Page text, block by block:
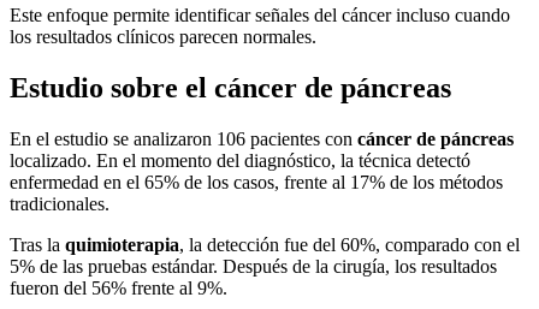
Este enfoque permite identificar señales del cáncer incluso cuando
los resultados clínicos parecen normales.
Estudio sobre el cáncer de páncreas
En el estudio se analizaron 106 pacientes con cáncer de páncreas
localizado. En el momento del diagnóstico, la técnica detectó
enfermedad en el 65% de los casos, frente al 17% de los métodos
tradicionales.
Tras la quimioterapia, la detección fue del 60%, comparado con el
5% de las pruebas estándar. Después de la cirugía, los resultados
fueron del 56% frente al 9%.